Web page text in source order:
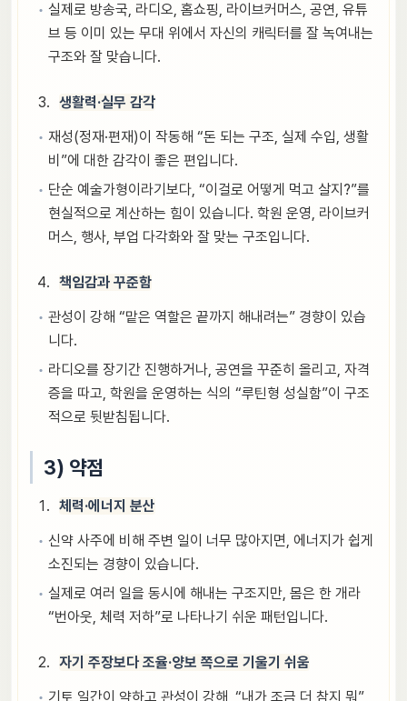
실제로 방송국, 라디오, 홈쇼핑, 라이브커머스, 공연, 유튜
브 등 이미 있는 무대 위에서 자신의 캐릭터를 잘 녹여내는
구조와 잘 맞습니다.
생활력·실무 감각
재성(정재·편재)이 작동해 “돈 되는 구조, 실제 수입, 생활
비”에 대한 감각이 좋은 편입니다.
단순 예술가형이라기보다, “이걸로 어떻게 먹고 살지?”를
현실적으로 계산하는 힘이 있습니다. 학원 운영, 라이브커
머스, 행사, 부업 다각화와 잘 맞는 구조입니다.
책임감과 꾸준함
관성이 강해 “맡은 역할은 끝까지 해내려는” 경향이 있습
니다.
라디오를 장기간 진행하거나, 공연을 꾸준히 올리고, 자격
증을 따고, 학원을 운영하는 식의 “루틴형 성실함”이 구조
적으로 뒷받침됩니다.
3) 약점
체력·에너지 분산
신약 사주에 비해 주변 일이 너무 많아지면, 에너지가 쉽게
소진되는 경향이 있습니다.
실제로 여러 일을 동시에 해내는 구조지만, 몸은 한 개라
“번아웃, 체력 저하”로 나타나기 쉬운 패턴입니다.
자기 주장보다 조율·양보 쪽으로 기울기 쉬움
기토 일간이 약하고 관성이 강해, “내가 조금 더 참지 뭐”